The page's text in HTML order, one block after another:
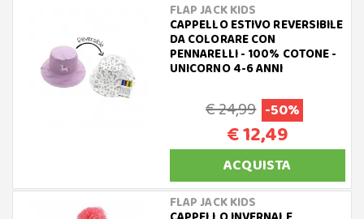
FLAP JACK KIDS
CAPPELLO ESTIVO REVERSIBILE
DA COLORARE CON
PENNARELLI - 100% COTONE -
UNICORNO 4-6 ANNI
€ 24,99 -50%
€ 12,49
ACQUISTA
FLAP JACK KIDS